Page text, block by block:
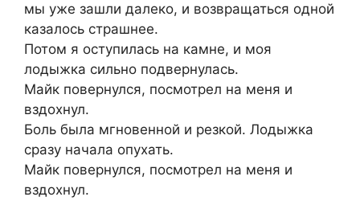
мы уже зашли далеко, и возвращаться одной
казалось страшнее.
Потом я оступилась на камне, и моя
лодыжка сильно подвернулась.
Майк повернулся, посмотрел на меня и
вздохнул.
Боль была мгновенной и резкой. Лодыжка
сразу начала опухать.
Майк повернулся, посмотрел на меня и
вздохнул.